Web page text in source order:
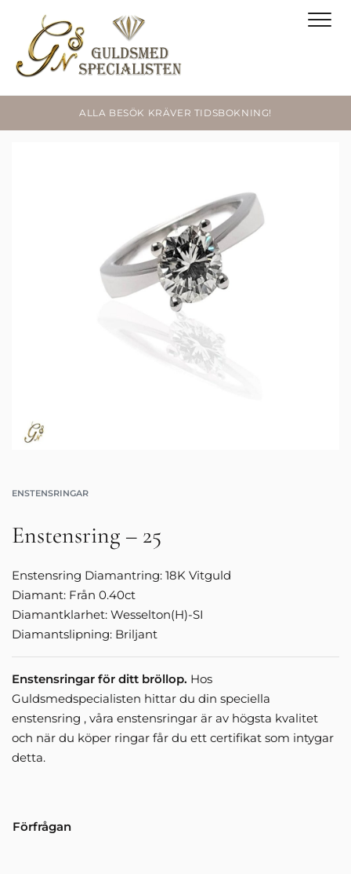
ALLA BESÖK KRÄVER TIDSBOKNING!
ENSTENSRINGAR
Enstensring – 25
Enstensring Diamantring: 18K Vitguld
Diamant: Från 0.40ct
Diamantklarhet: Wesselton(H)-SI
Diamantslipning: Briljant
Enstensringar för ditt bröllop. Hos
Guldsmedspecialisten hittar du din speciella
enstensring , våra enstensringar är av högsta kvalitet
och när du köper ringar får du ett certifikat som intygar
detta.
Förfrågan